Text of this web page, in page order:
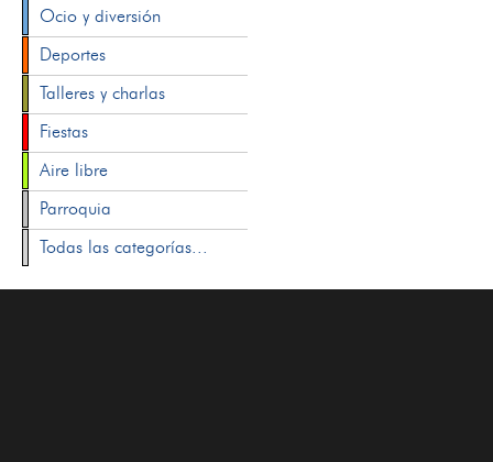
Ocio y diversión
Deportes
Talleres y charlas
Fiestas
Aire libre
Parroquia
Todas las categorías...